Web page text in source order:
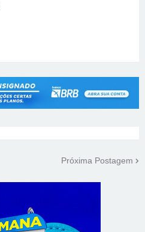
Próxima Postagem